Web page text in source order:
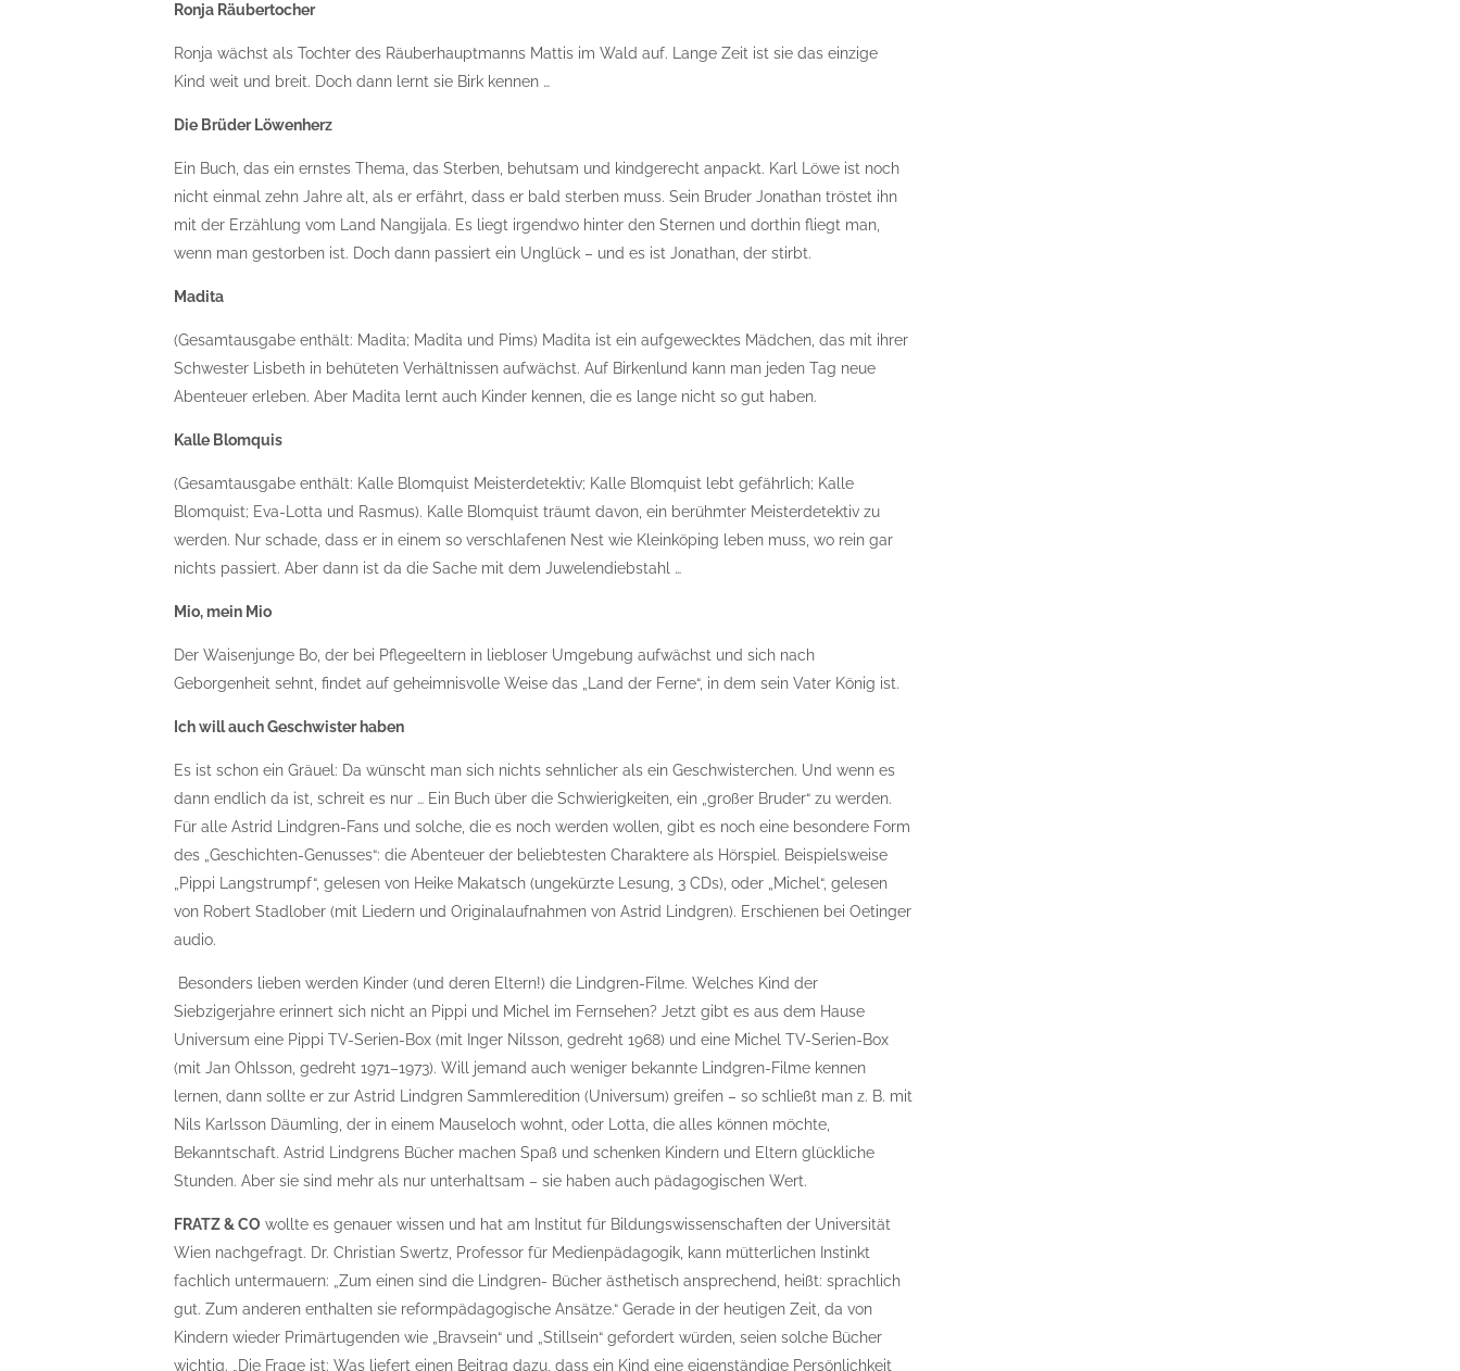
Ronja Räubertocher
Ronja wächst als Tochter des Räuberhauptmanns Mattis im Wald auf. Lange Zeit ist sie das einzige
Kind weit und breit. Doch dann lernt sie Birk kennen …
Die Brüder Löwenherz
Ein Buch, das ein ernstes Thema, das Sterben, behutsam und kindgerecht anpackt. Karl Löwe ist noch
nicht einmal zehn Jahre alt, als er erfährt, dass er bald sterben muss. Sein Bruder Jonathan tröstet ihn
mit der Erzählung vom Land Nangijala. Es liegt irgendwo hinter den Sternen und dorthin fliegt man,
wenn man gestorben ist. Doch dann passiert ein Unglück – und es ist Jonathan, der stirbt.
Madita
(Gesamtausgabe enthält: Madita; Madita und Pims) Madita ist ein aufgewecktes Mädchen, das mit ihrer
Schwester Lisbeth in behüteten Verhältnissen aufwächst. Auf Birkenlund kann man jeden Tag neue
Abenteuer erleben. Aber Madita lernt auch Kinder kennen, die es lange nicht so gut haben.
Kalle Blomquis
(Gesamtausgabe enthält: Kalle Blomquist Meisterdetektiv; Kalle Blomquist lebt gefährlich; Kalle
Blomquist; Eva-Lotta und Rasmus). Kalle Blomquist träumt davon, ein berühmter Meisterdetektiv zu
werden. Nur schade, dass er in einem so verschlafenen Nest wie Kleinköping leben muss, wo rein gar
nichts passiert. Aber dann ist da die Sache mit dem Juwelendiebstahl …
Mio, mein Mio
Der Waisenjunge Bo, der bei Pflegeeltern in liebloser Umgebung aufwächst und sich nach
Geborgenheit sehnt, findet auf geheimnisvolle Weise das „Land der Ferne“, in dem sein Vater König ist.
Ich will auch Geschwister haben
Es ist schon ein Gräuel: Da wünscht man sich nichts sehnlicher als ein Geschwisterchen. Und wenn es
dann endlich da ist, schreit es nur … Ein Buch über die Schwierigkeiten, ein „großer Bruder“ zu werden.
Für alle Astrid Lindgren-Fans und solche, die es noch werden wollen, gibt es noch eine besondere Form
des „Geschichten-Genusses“: die Abenteuer der beliebtesten Charaktere als Hörspiel. Beispielsweise
„Pippi Langstrumpf“, gelesen von Heike Makatsch (ungekürzte Lesung, 3 CDs), oder „Michel“, gelesen
von Robert Stadlober (mit Liedern und Originalaufnahmen von Astrid Lindgren). Erschienen bei Oetinger
audio.
Besonders lieben werden Kinder (und deren Eltern!) die Lindgren-Filme. Welches Kind der
Siebzigerjahre erinnert sich nicht an Pippi und Michel im Fernsehen? Jetzt gibt es aus dem Hause
Universum eine Pippi TV-Serien-Box (mit Inger Nilsson, gedreht 1968) und eine Michel TV-Serien-Box
(mit Jan Ohlsson, gedreht 1971–1973). Will jemand auch weniger bekannte Lindgren-Filme kennen
lernen, dann sollte er zur Astrid Lindgren Sammleredition (Universum) greifen – so schließt man z. B. mit
Nils Karlsson Däumling, der in einem Mauseloch wohnt, oder Lotta, die alles können möchte,
Bekanntschaft. Astrid Lindgrens Bücher machen Spaß und schenken Kindern und Eltern glückliche
Stunden. Aber sie sind mehr als nur unterhaltsam – sie haben auch pädagogischen Wert.
FRATZ & CO wollte es genauer wissen und hat am Institut für Bildungswissenschaften der Universität
Wien nachgefragt. Dr. Christian Swertz, Professor für Medienpädagogik, kann mütterlichen Instinkt
fachlich untermauern: „Zum einen sind die Lindgren- Bücher ästhetisch ansprechend, heißt: sprachlich
gut. Zum anderen enthalten sie reformpädagogische Ansätze.“ Gerade in der heutigen Zeit, da von
Kindern wieder Primärtugenden wie „Bravsein“ und „Stillsein“ gefordert würden, seien solche Bücher
wichtig. „Die Frage ist: Was liefert einen Beitrag dazu, dass ein Kind eine eigenständige Persönlichkeit